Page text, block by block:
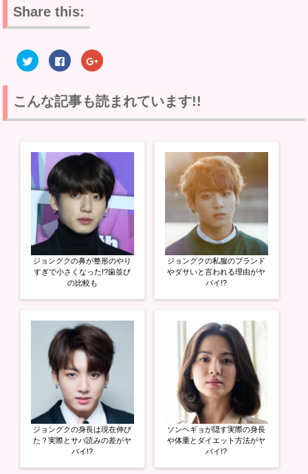
Share this:
ク
リ
て
T
w
i
共
有
(
新
し
い
ウ
ィ
ン
ド
ウ
で
開
す
F
a
o
o
k
で
る
ク
リ
ッ
て
く
い
(
新
し
い
ウ
ド
ウ
開
き
ま
す
)
ク
リ
し
て
G
o
o
+
で
共
有
(
新
し
い
ウ
ィ
ン
ド
ウ
で
開
す
こんな記事も読まれています!!
ジョングクの鼻が整形のやり
すぎで小さくなった!?歯並び
の比較も
ジョングクの身長は現在伸び
た？実際とサバ読みの差がヤ
バイ!?
ジョングクの私服のブランド
やダサいと言われる理由がヤ
バイ!?
ソンヘギョが隠す実際の身長
や体重とダイエット方法がヤ
バイ!?